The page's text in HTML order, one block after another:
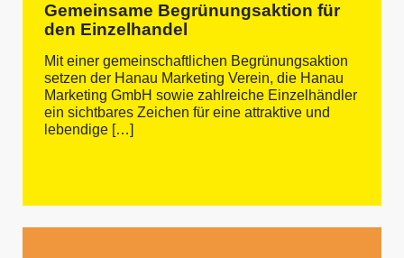
Gemeinsame Begrünungsaktion für
den Einzelhandel
Mit einer gemeinschaftlichen Begrünungsaktion
setzen der Hanau Marketing Verein, die Hanau
Marketing GmbH sowie zahlreiche Einzelhändler
ein sichtbares Zeichen für eine attraktive und
lebendige […]